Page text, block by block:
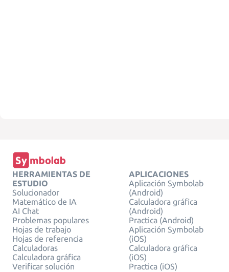
HERRAMIENTAS DE
ESTUDIO
Solucionador
Matemático de IA
AI Chat
Problemas populares
Hojas de trabajo
Hojas de referencia
Calculadoras
Calculadora gráfica
Verificar solución
APLICACIONES
Aplicación Symbolab
(Android)
Calculadora gráfica
(Android)
Practica (Android)
Aplicación Symbolab
(iOS)
Calculadora gráfica
(iOS)
Practica (iOS)